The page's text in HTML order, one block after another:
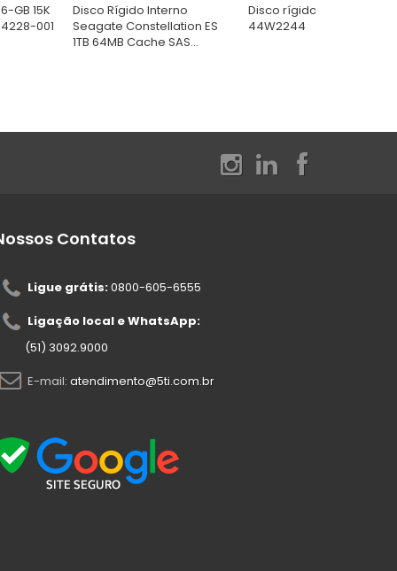
GB 15K
001
Disco Rígido Interno
Seagate Constellation ES
1TB 64MB Cache SAS...
Disco rígido IBM GB
44W2244
Contatos
Ligue grátis:0800-605-6555
Ligação local e WhatsApp:
(51) 3092.9000
E-mail: atendimento@5ti.com.br